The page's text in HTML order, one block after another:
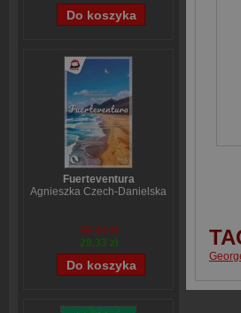
Fuerteventura
Agnieszka Czech-Danielska
38,44 zł
28,33 zł